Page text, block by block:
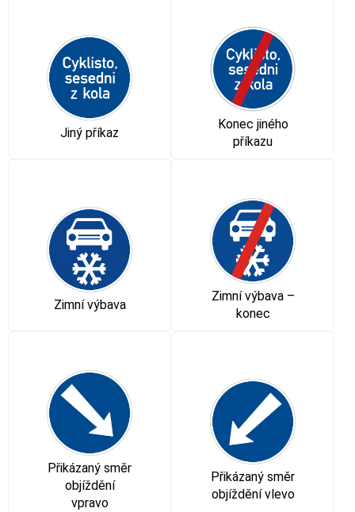
Jiný příkaz
Konec jiného
příkazu
Zimní výbava
Zimní výbava –
konec
Přikázaný směr
objíždění
vpravo
Přikázaný směr
objíždění vlevo